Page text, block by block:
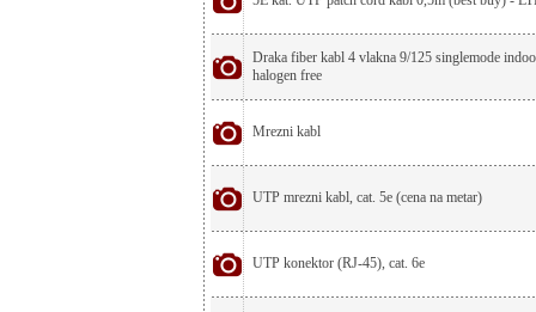
Draka fiber kabl 4 vlakna 9/125 singlemode
halogen free
Mrezni kabl
UTP mrezni kabl, cat. 5e (cena na metar)
UTP konektor (RJ-45), cat. 6e